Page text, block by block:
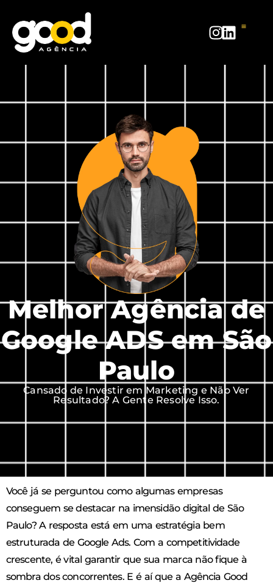
Melhor Agência de
Google ADS em São
Paulo
Cansado de Investir em Marketing e Não Ver
Resultado? A Gente Resolve Isso.
Você já se perguntou como algumas empresas
conseguem se destacar na imensidão digital de São
Paulo? A resposta está em uma estratégia bem
estruturada de Google Ads. Com a competitividade
crescente, é vital garantir que sua marca não fique à
sombra dos concorrentes. E é aí que a Agência Good